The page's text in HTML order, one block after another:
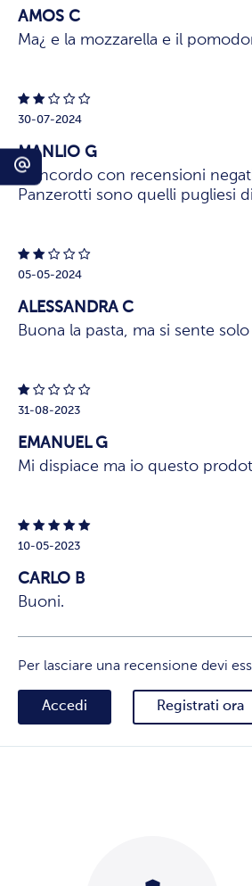
AMOS C
Ma¿ e la mozzarella e il
30-07-2024
MANLIO G
Concordo con recensioni
Panzerotti sono quelli pugliesi
05-05-2024
ALESSANDRA C
Buona la pasta, ma si sente
31-08-2023
EMANUEL G
Mi dispiace ma io questo
10-05-2023
CARLO B
Buoni.
Per lasciare una recensione devi
Accedi Registrati ora